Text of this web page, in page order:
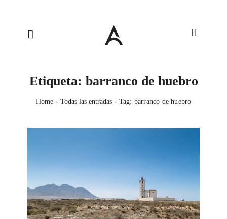
Etiqueta: barranco de huebro
Home Todas las entradas Tag: barranco de huebro